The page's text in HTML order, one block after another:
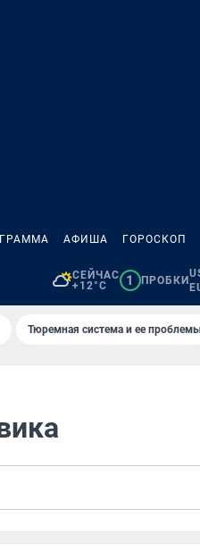
АФИША ГОРОСКОП
СЕЙЧАС
+12°C
1 ПРОБКИ
Тюремная система и ее проблемы